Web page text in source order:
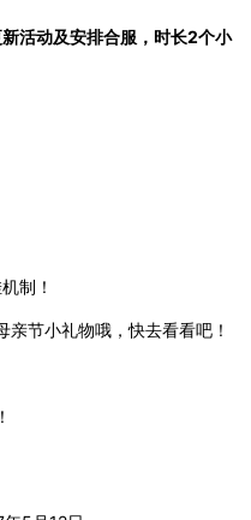
活动及安排合服，时长2个小
制！
节小礼物哦，快去看看吧！